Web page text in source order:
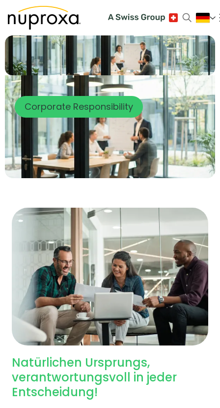
Corporate Responsibility
Natürlichen Ursprungs,
verantwortungsvoll in jeder
Entscheidung!